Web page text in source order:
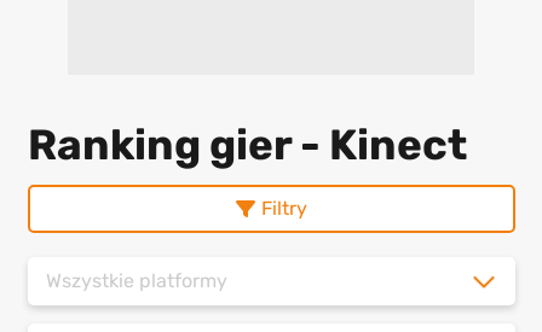
Ranking gier - Kinect
Filtry
Wszystkie platformy